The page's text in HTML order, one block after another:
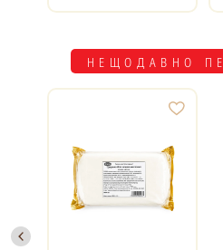
НЕЩОДАВНО